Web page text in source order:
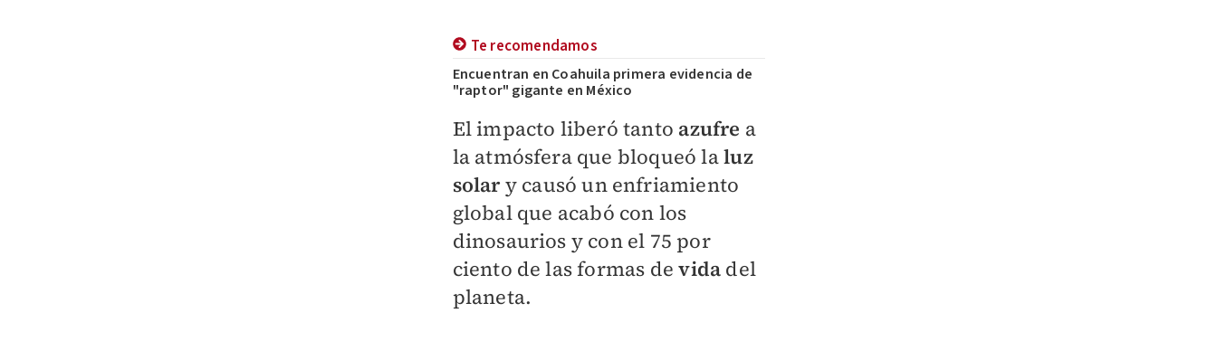
Te recomendamos
Encuentran en Coahuila primera evidencia de
"raptor" gigante en México
El impacto liberó tanto azufre a
la atmósfera que bloqueó laluz
solary causó un enfriamiento
global que acabó con los
dinosaurios y con el 75 por
ciento de las formas devida del
planeta.